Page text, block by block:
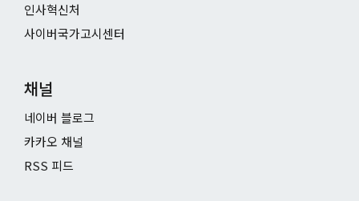
인사혁신처
사이버국가고시센터
채널
네이버 블로그
카카오 채널
RSS 피드